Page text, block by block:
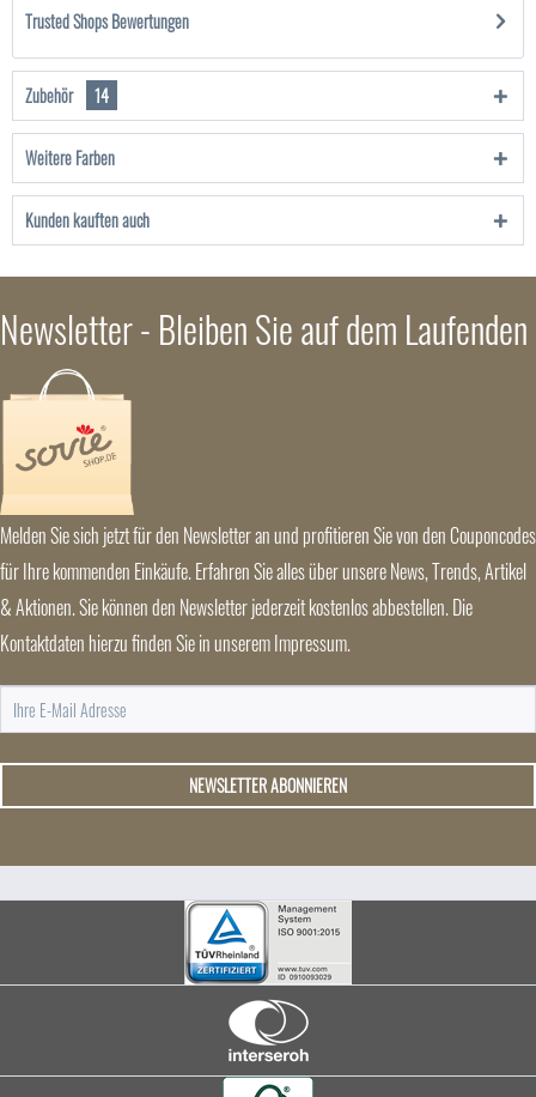
Trusted Shops Bewertungen
Zubehör 14
Weitere Farben
Kunden kauften auch
Newsletter - Bleiben Sie auf dem Laufenden
Melden Sie sich jetzt für den Newsletter an und profitieren Sie von den Couponcodes
für Ihre kommenden Einkäufe. Erfahren Sie alles über unsere News, Trends, Artikel
& Aktionen. Sie können den Newsletter jederzeit kostenlos abbestellen. Die
Kontaktdaten hierzu finden Sie in unserem Impressum.
NEWSLETTER ABONNIEREN